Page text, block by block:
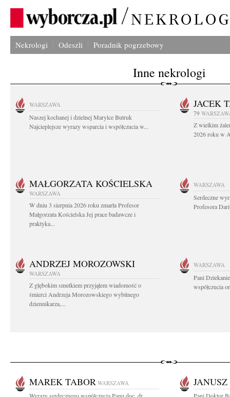
Nekrologi Odeszli Poradnik pogrzebowy
Inne nekrologi
WARSZAWA
Naszej kochanej i dzielnej Marylce Butruk
Najcieplejsze wyrazy wsparcia i współczucia w...
JACEK
79
Z wielkim
2026 roku w
MAŁGORZATA KOŚCIELSKA
WARSZAWA
W dniu 3 sierpnia 2026 roku zmarła Profesor
Małgorzata Kościelska Jej prace badawcze i
praktyka...
WARSZAWA
Serdeczne
Profesora
ANDRZEJ MOROZOWSKI
WARSZAWA
Z głębokim smutkiem przyjąłem wiadomość o
śmierci Andrzeja Morozowskiego wybitnego
dziennikarza,...
WARSZAWA
Pani
współczucia
MAREK TABOR WARSZAWA